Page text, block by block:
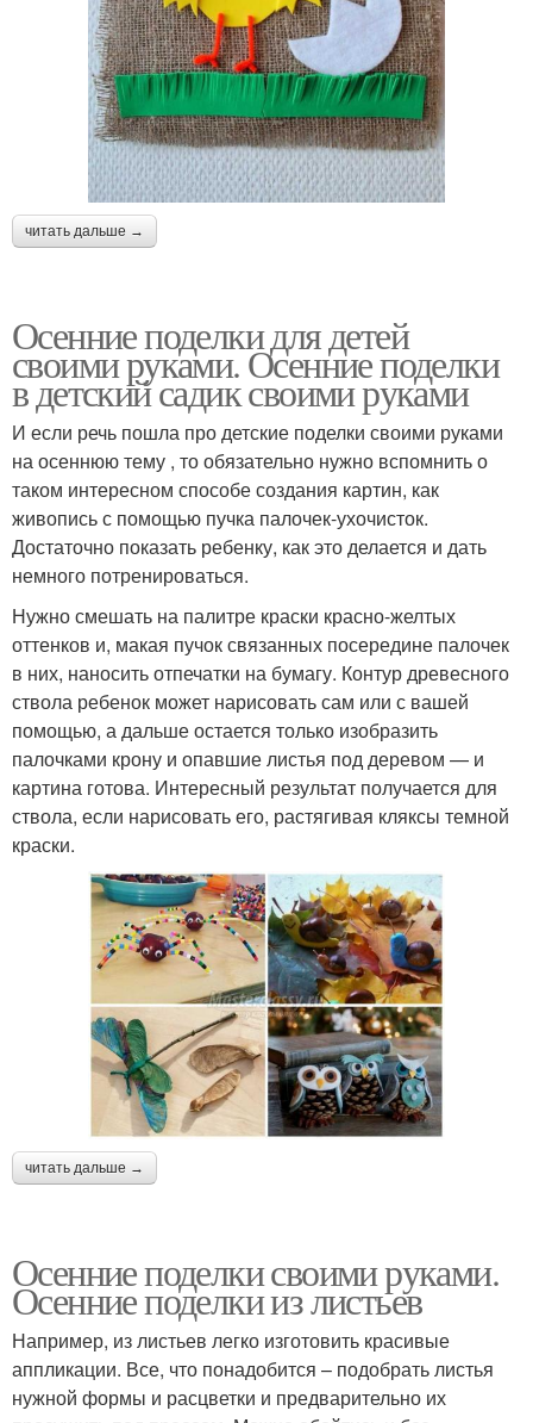
читать дальше →
Осенние поделки для детей
своими руками. Осенние поделки
в детский садик своими руками
И если речь пошла про детские поделки своими руками
на осеннюю тему , то обязательно нужно вспомнить о
таком интересном способе создания картин, как
живопись с помощью пучка палочек-ухочисток.
Достаточно показать ребенку, как это делается и дать
немного потренироваться.
Нужно смешать на палитре краски красно-желтых
оттенков и, макая пучок связанных посередине палочек
в них, наносить отпечатки на бумагу. Контур древесного
ствола ребенок может нарисовать сам или с вашей
помощью, а дальше остается только изобразить
палочками крону и опавшие листья под деревом — и
картина готова. Интересный результат получается для
ствола, если нарисовать его, растягивая кляксы темной
краски.
читать дальше →
Осенние поделки своими руками.
Осенние поделки из листьев
Например, из листьев легко изготовить красивые
аппликации. Все, что понадобится – подобрать листья
нужной формы и расцветки и предварительно их